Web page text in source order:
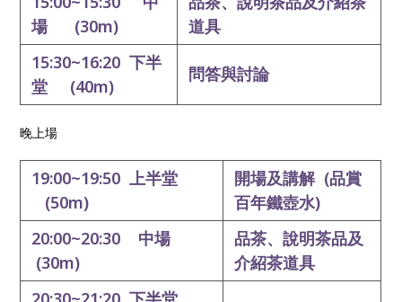
場 (30m)
道具
15:30~16:20 下半
堂 (40m)
問答與討論
晚上場
19:00~19:50 上半堂
(50m)
開場及講解 (品賞
百年鐵壺水)
20:00~20:30 中場
(30m)
品茶、說明茶品及
介紹茶道具